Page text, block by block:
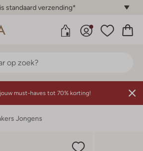
standaard verzending*
jouw must-haves tot 70% korting!
Jongens